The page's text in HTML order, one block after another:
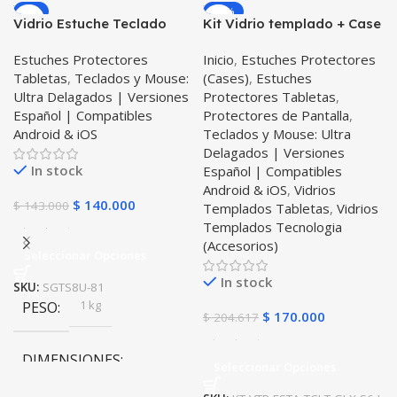
-2%
Vidrio Estuche Teclado
Samsung Galaxy Tab S8
Ultra 14.6 Pulgadas
Estuches Protectores
Tabletas, Teclados y Mouse:
Ultra Delagados | Versiones
Español | Compatibles
Android & iOS
In stock
$143.000 $ 140.000
SKU: SGTS8U-81
PESO 1 kg
DIMENSIONES
-17%
Kit Vidrio templado + Case
Touchpad Bluetooth
Tablet Samsung Galaxy
Tab S6 Lite 10.4 2022 P619
– P613
Inicio, Estuches Protectores
(Cases), Estuches
Protectores Tabletas,
Protectores de Pantalla,
Teclados y Mouse: Ultra
Delagados | Versiones
Español | Compatibles
Android & iOS, Vidrios
Templados Tabletas, Vidrios
Templados Tecnologia
(Accesorios)
In stock
$204.617 $ 170.000